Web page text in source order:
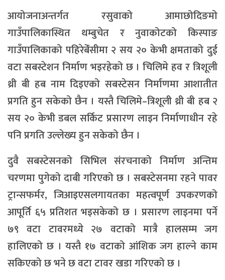
आयोजनाअन्तर्गत रसुवाको आमाछोदिङमो
गाउँपालिकास्थित थम्बुचेत र नुवाकोटको किस्पाङ
गाउँपालिकाको पहिरेबेंंसीमा २ सय २० केभी क्षमताको दुई
वटा सबस्टेशन निर्माण भइरहेको छ । चिलिमे हव र त्रिशूली
थ्री बी हब नाम दिइएको सबस्टेसन निर्माणमा आशातीत
प्रगति हुन सकेको छैन । यस्तै चिलिमे–त्रिशूली थ्री बी हब २
सय २० केभी डबल सर्किट प्रसारण लाइन निर्माणाधीन रहे
पनि प्रगति उल्लेख्य हुन सकेको छैन ।
दुवै सबस्टेसनको सिभिल संरचनाको निर्माण अन्तिम
चरणमा पुगेको दाबी गरिएको छ । सबस्टेसनमा रहने पावर
ट्रान्सफर्मर, जिआइएसलगायतका महत्वपूर्ण उपकरणको
आपूर्ति ६५ प्रतिशत भइसकेको छ । प्रसारण लाइनमा पर्ने
७९ वटा टावरमध्ये २७ वटाको मात्रै हालसम्म जग
हालिएको छ । यस्तै १७ वटाको आंशिक जग हाल्ने काम
सकिएको छ भने छ वटा टावर खडा गरिएको छ ।